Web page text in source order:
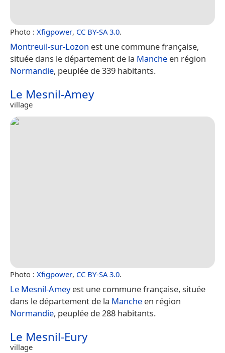
Photo : Xfigpower, CC BY-SA 3.0.
Montreuil-sur-Lozon est une commune française,
située dans le département de la Manche en région
Normandie, peuplée de 339 habitants.
Le Mesnil-Amey
village
Photo : Xfigpower, CC BY-SA 3.0.
Le Mesnil-Ameyest une commune française, située
dans le département de la Manche en région
Normandie, peuplée de 288 habitants.
Le Mesnil-Eury
village